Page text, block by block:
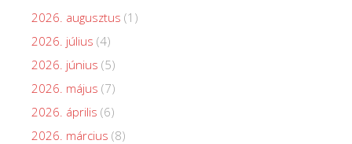
2026. augusztus (1)
2026. július (4)
2026. június (5)
2026. május (7)
2026. április (6)
2026. március (8)